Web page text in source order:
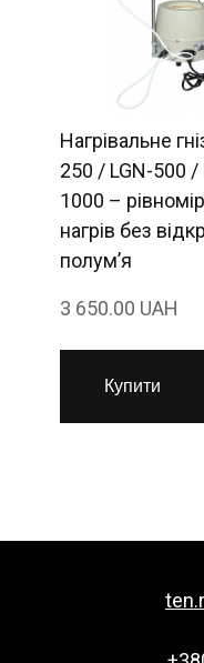
Нагрівальне
250 / LGN-500 /
1000 –
нагрів без
полум’я
3 650.00 UAH
Купити